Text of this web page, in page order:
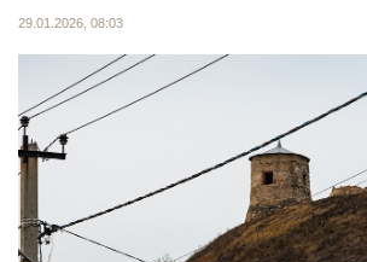
29.01.2026, 08:03